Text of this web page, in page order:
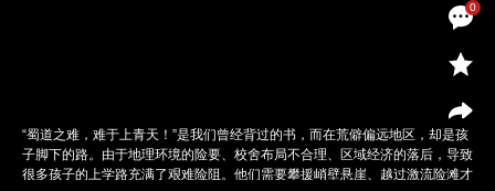
0
“蜀道之难，难于上青天！”是我们曾经背过的书，而在荒僻偏远地区，却是孩
子脚下的路。由于地理环境的险要、校舍布局不合理、区域经济的落后，导致
很多孩子的上学路充满了艰难险阻。他们需要攀援峭壁悬崖、越过激流险滩才